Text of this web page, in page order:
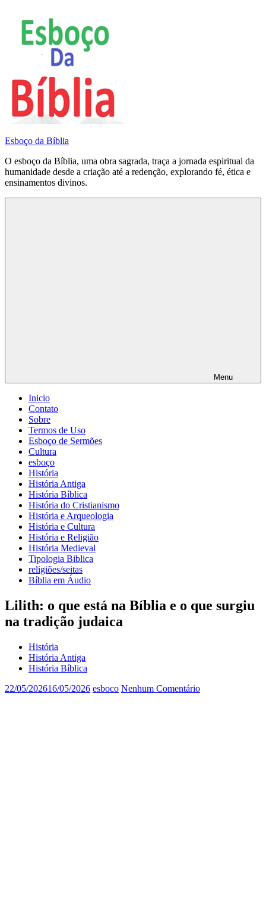
conteúdo
Esboço da Bíblia
O esboço da Bíblia, uma obra sagrada, traça a jornada espiritual da
humanidade desde a criação até a redenção, explorando fé, ética e
ensinamentos divinos.
Menu
Inicio
Contato
Sobre
Termos de Uso
Esboço de Sermões
Cultura
esboço
História
História Antiga
História Bíblica
História do Cristianismo
História e Arqueologia
História e Cultura
História e Religião
História Medieval
Tipologia Biblica
religiões/seitas
Bíblia em Áudio
Lilith: o que está na Bíblia e o que surgiu
na tradição judaica
História
História Antiga
História Bíblica
22/05/202616/05/2026 esboco Nenhum Comentário